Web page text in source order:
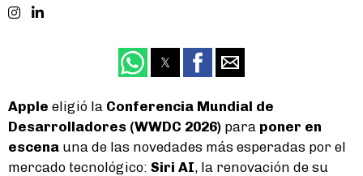
Apple eligió la Conferencia Mundial de
Desarrolladores (WWDC 2026) para poner en
escena una de las novedades más esperadas por el
mercado tecnológico: Siri AI, la renovación de su